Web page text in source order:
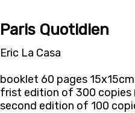
Paris Quotidien
Eric La Casa
booklet 60 pages
frist edition of 300 copies
second edition of 100